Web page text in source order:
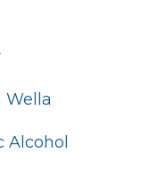
Wella
Alcohol